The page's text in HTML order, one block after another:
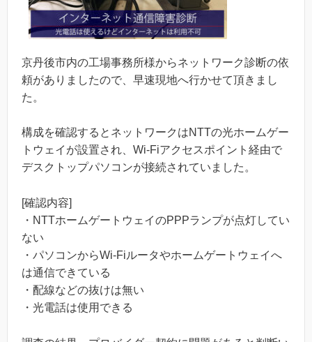
京丹後市内の工場事務所様からネットワーク診断の依
頼がありましたので、早速現地へ行かせて頂きまし
た。
構成を確認するとネットワークはNTTの光ホームゲー
トウェイが設置され、Wi-Fiアクセスポイント経由で
デスクトップパソコンが接続されていました。
[確認内容]
・NTTホームゲートウェイのPPPランプが点灯してい
ない
・パソコンからWi-Fiルータやホームゲートウェイへ
は通信できている
・配線などの抜けは無い
・光電話は使用できる